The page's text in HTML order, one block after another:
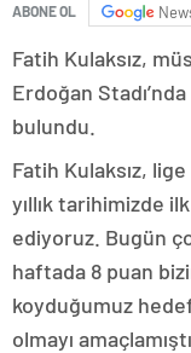
ABONE OL
Fatih Kulaksız,
Erdoğan
bulundu.
Fatih Kulaksız,
yıllık tarihimizde
ediyoruz. Bugün
haftada 8 puan
koyduğumuz
olmayı